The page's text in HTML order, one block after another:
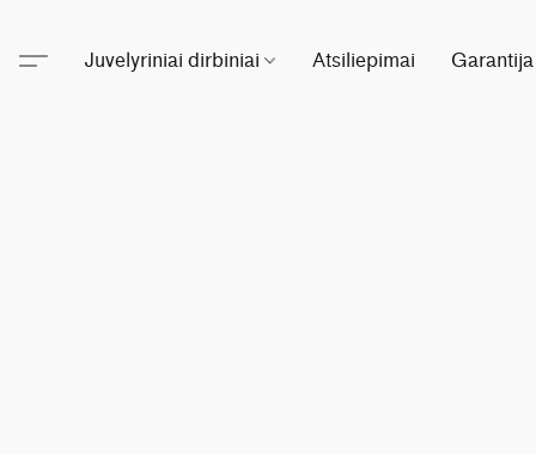
Juvelyriniai dirbiniai Atsiliepimai Garantija